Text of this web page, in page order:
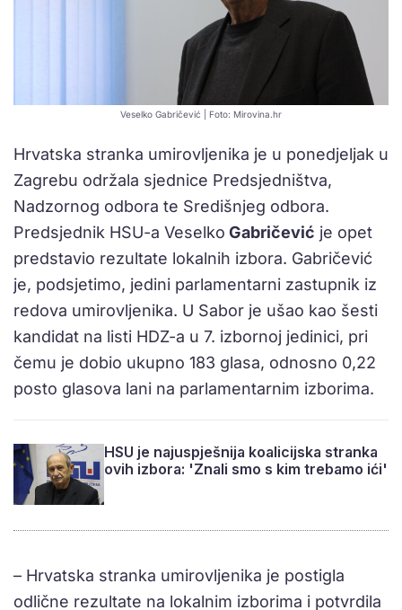
Veselko Gabričević | Foto: Mirovina.hr
Hrvatska stranka umirovljenika je u ponedjeljak u
Zagrebu održala sjednice Predsjedništva,
Nadzornog odbora te Središnjeg odbora.
Predsjednik HSU-a Veselko Gabričević je opet
predstavio rezultate lokalnih izbora. Gabričević
je, podsjetimo, jedini parlamentarni zastupnik iz
redova umirovljenika. U Sabor je ušao kao šesti
kandidat na listi HDZ-a u 7. izbornoj jedinici, pri
čemu je dobio ukupno 183 glasa, odnosno 0,22
posto glasova lani na parlamentarnim izborima.
HSU je najuspješnija koalicijska stranka
ovih izbora: 'Znali smo s kim trebamo ići'
– Hrvatska stranka umirovljenika je postigla
odlične rezultate na lokalnim izborima i potvrdila